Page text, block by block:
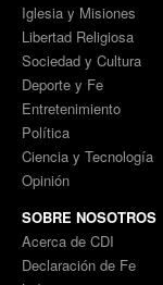
Iglesia y Misiones
Libertad Religiosa
Sociedad y Cultura
Deporte y Fe
Entretenimiento
Política
Ciencia y Tecnología
Opinión
SOBRE NOSOTROS
Acerca de CDI
Declaración de Fe